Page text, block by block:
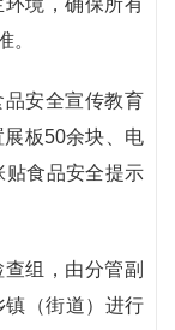
环境，确保所有
。
安全宣传教育
板50余块、电
贴食品安全提示
组，由分管副
镇（街道）进行